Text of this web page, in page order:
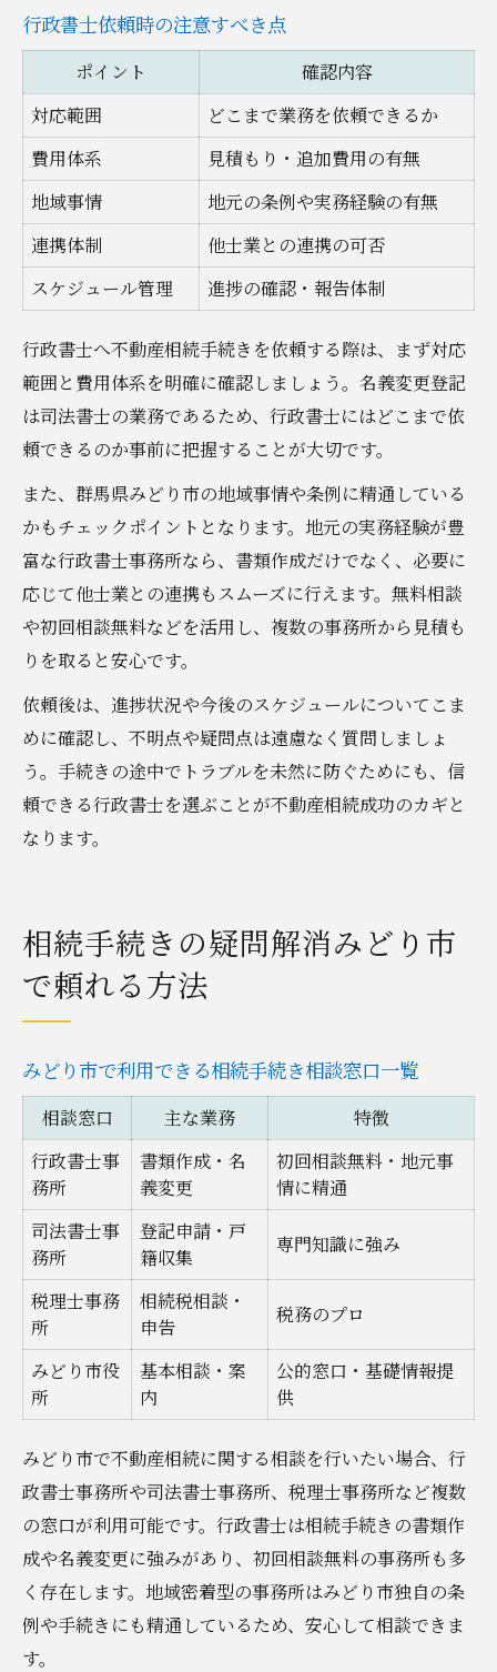
行政書士依頼時の注意すべき点
ポイント
確認内容
対応範囲
どこまで業務を依頼できるか
費用体系
見積もり・追加費用の有無
地域事情
地元の条例や実務経験の有無
連携体制
他士業との連携の可否
スケジュール管理
進捗の確認・報告体制
行政書士へ不動産相続手続きを依頼する際は、まず対応
範囲と費用体系を明確に確認しましょう。名義変更登記
は司法書士の業務であるため、行政書士にはどこまで依
頼できるのか事前に把握することが大切です。
また、群馬県みどり市の地域事情や条例に精通している
かもチェックポイントとなります。地元の実務経験が豊
富な行政書士事務所なら、書類作成だけでなく、必要に
応じて他士業との連携もスムーズに行えます。無料相談
や初回相談無料などを活用し、複数の事務所から見積も
りを取ると安心です。
依頼後は、進捗状況や今後のスケジュールについてこま
めに確認し、不明点や疑問点は遠慮なく質問しましょ
う。手続きの途中でトラブルを未然に防ぐためにも、信
頼できる行政書士を選ぶことが不動産相続成功のカギと
なります。
相続手続きの疑問解消みどり市
で頼れる方法
みどり市で利用できる相続手続き相談窓口一覧
相談窓口 主な業務
特徴
行政書士事
務所
書類作成・名
義変更
初回相談無料・地元事
情に精通
司法書士事
務所
登記申請・戸
籍収集
専門知識に強み
税理士事務
所
相続税相談・
申告
税務のプロ
みどり市役
所
基本相談・案
内
公的窓口・基礎情報提
供
みどり市で不動産相続に関する相談を行いたい場合、行
政書士事務所や司法書士事務所、税理士事務所など複数
の窓口が利用可能です。行政書士は相続手続きの書類作
成や名義変更に強みがあり、初回相談無料の事務所も多
く存在します。地域密着型の事務所はみどり市独自の条
例や手続きにも精通しているため、安心して相談できま
す。